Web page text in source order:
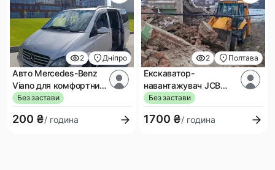
2 Дніпро
Авто Mercedes-Benz
Viano для комфортних
поїздок
Без застави
200 ₴/ година
2 Полтава
Екскаватор-
навантажувач JCB
3CX
Без застави
1700 ₴/ година